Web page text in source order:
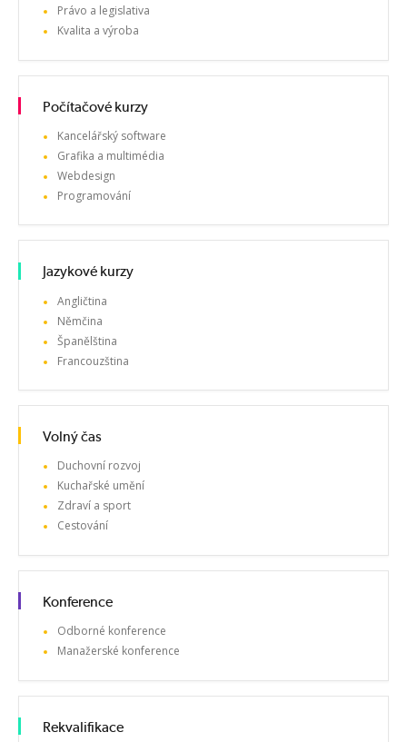
Právo a legislativa
Kvalita a výroba
Počítačové kurzy
Kancelářský software
Grafika a multimédia
Webdesign
Programování
Jazykové kurzy
Angličtina
Němčina
Španělština
Francouzština
Volný čas
Duchovní rozvoj
Kuchařské umění
Zdraví a sport
Cestování
Konference
Odborné konference
Manažerské konference
Rekvalifikace